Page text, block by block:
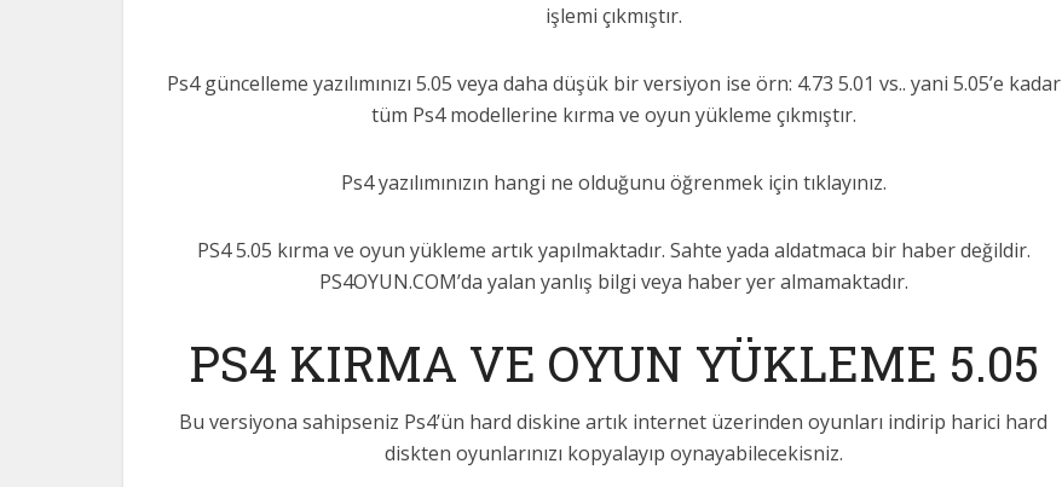
işlemi çıkmıştır.
Ps4 güncelleme yazılımınızı 5.05 veya daha düşük bir versiyon ise örn: 4.73 5.01 vs.. yani 5.05’e kadar
tüm Ps4 modellerine kırma ve oyun yükleme çıkmıştır.
Ps4 yazılımınızın hangi ne olduğunu öğrenmek için tıklayınız.
PS4 5.05 kırma ve oyun yükleme artık yapılmaktadır. Sahte yada aldatmaca bir haber değildir.
PS4OYUN.COM’da yalan yanlış bilgi veya haber yer almamaktadır.
PS4 KIRMA VE OYUN YÜKLEME 5.05
Bu versiyona sahipseniz Ps4’ün hard diskine artık internet üzerinden oyunları indirip harici hard
diskten oyunlarınızı kopyalayıp oynayabilecekisniz.